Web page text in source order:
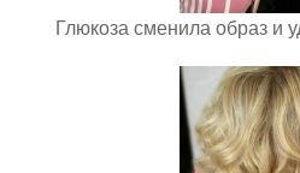
Глюкоза сменила образ и